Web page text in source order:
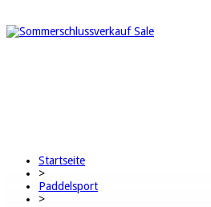
Startseite
>
Paddelsport
>